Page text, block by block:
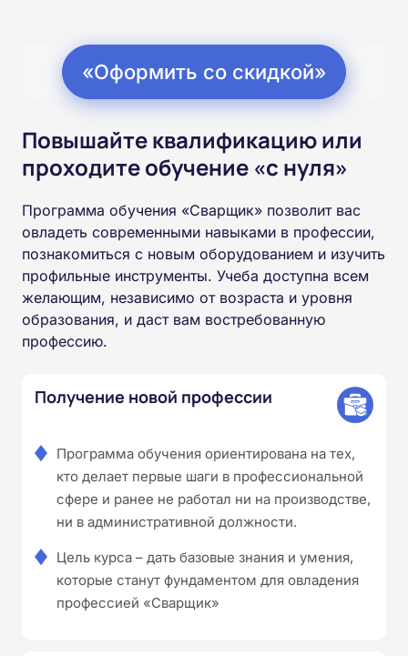
«Оформить со скидкой»
Повышайте квалификацию или
проходите обучение «с нуля»
Программа обучения «Сварщик» позволит вас
овладеть современными навыками в профессии,
познакомиться с новым оборудованием и изучить
профильные инструменты. Учеба доступна всем
желающим, независимо от возраста и уровня
образования, и даст вам востребованную
профессию.
Получение новой профессии
Программа обучения ориентирована на тех,
кто делает первые шаги в профессиональной
сфере и ранее не работал ни на производстве,
ни в административной должности.
Цель курса – дать базовые знания и умения,
которые станут фундаментом для овладения
профессией «Сварщик»